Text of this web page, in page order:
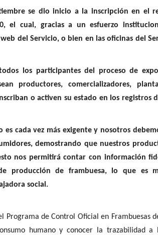
se dio inicio a la inscripción en el
el cual, gracias a un esfuerzo
del Servicio, o bien en las oficinas del
los participantes del proceso de
productores, comercializadores,
o activen su estado en los registros
es cada vez más exigente y nosotros
demostrando que nuestros
nos permitirá contar con información
producción de frambuesa, lo que es
social.
Programa de Control Oficial en Frambuesas
humano y conocer la trazabilidad